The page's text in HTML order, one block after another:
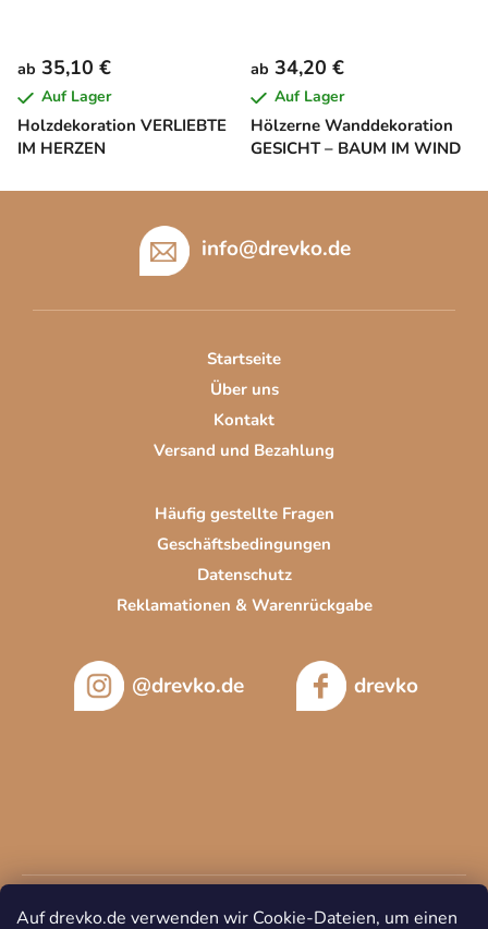
Auf drevko.de verwenden wir Cookie-Dateien, um einen
Holzdekoration VERLIEBTE
IM HERZEN
ab 35,10 €
Auf Lager
Hölzerne Wanddekoration
GESICHT – BAUM IM WIND
ab 34,20 €
Auf Lager
info@drevko.de
Startseite
Über uns
Kontakt
Versand und Bezahlung
Häufig gestellte Fragen
Geschäftsbedingungen
Datenschutz
Reklamationen & Warenrückgabe
@drevko.de drevko